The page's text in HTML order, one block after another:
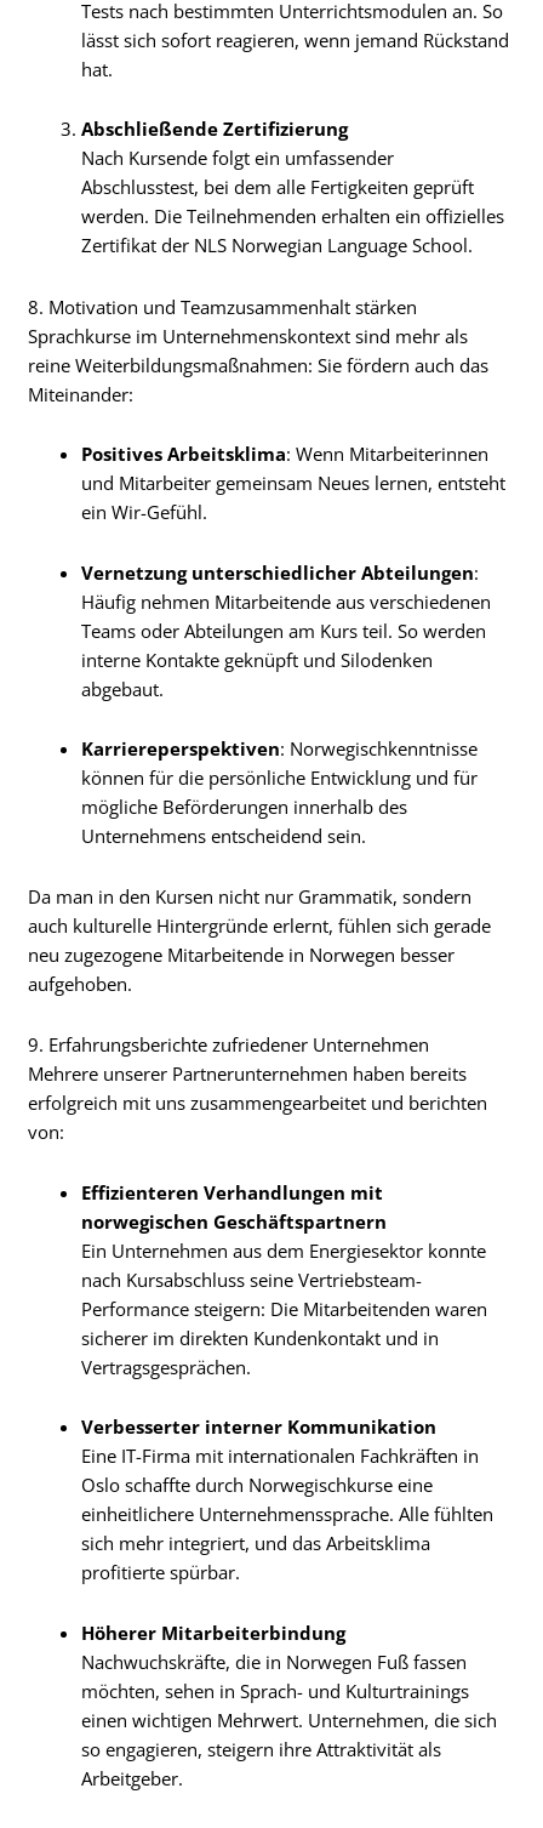
Tests nach bestimmten Unterrichtsmodulen an. So
lässt sich sofort reagieren, wenn jemand Rückstand
hat.
Abschließende Zertifizierung
Nach Kursende folgt ein umfassender
Abschlusstest, bei dem alle Fertigkeiten geprüft
werden. Die Teilnehmenden erhalten ein offizielles
Zertifikat der NLS Norwegian Language School.
8. Motivation und Teamzusammenhalt stärken
Sprachkurse im Unternehmenskontext sind mehr als
reine Weiterbildungsmaßnahmen: Sie fördern auch das
Miteinander:
Positives Arbeitsklima: Wenn Mitarbeiterinnen
und Mitarbeiter gemeinsam Neues lernen, entsteht
ein Wir-Gefühl.
Vernetzung unterschiedlicher Abteilungen:
Häufig nehmen Mitarbeitende aus verschiedenen
Teams oder Abteilungen am Kurs teil. So werden
interne Kontakte geknüpft und Silodenken
abgebaut.
Karriereperspektiven: Norwegischkenntnisse
können für die persönliche Entwicklung und für
mögliche Beförderungen innerhalb des
Unternehmens entscheidend sein.
Da man in den Kursen nicht nur Grammatik, sondern
auch kulturelle Hintergründe erlernt, fühlen sich gerade
neu zugezogene Mitarbeitende in Norwegen besser
aufgehoben.
9. Erfahrungsberichte zufriedener Unternehmen
Mehrere unserer Partnerunternehmen haben bereits
erfolgreich mit uns zusammengearbeitet und berichten
von:
Effizienteren Verhandlungen mit
norwegischen Geschäftspartnern
Ein Unternehmen aus dem Energiesektor konnte
nach Kursabschluss seine Vertriebsteam-
Performance steigern: Die Mitarbeitenden waren
sicherer im direkten Kundenkontakt und in
Vertragsgesprächen.
Verbesserter interner Kommunikation
Eine IT-Firma mit internationalen Fachkräften in
Oslo schaffte durch Norwegischkurse eine
einheitlichere Unternehmenssprache. Alle fühlten
sich mehr integriert, und das Arbeitsklima
profitierte spürbar.
Höherer Mitarbeiterbindung
Nachwuchskräfte, die in Norwegen Fuß fassen
möchten, sehen in Sprach- und Kulturtrainings
einen wichtigen Mehrwert. Unternehmen, die sich
so engagieren, steigern ihre Attraktivität als
Arbeitgeber.